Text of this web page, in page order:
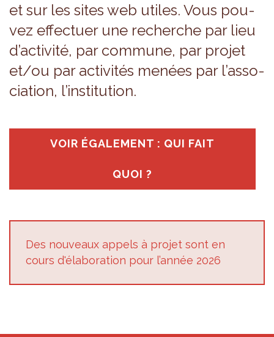
et sur les sites web utiles. Vous pou­
vez effec­tuer une recherche par lieu
d’ac­ti­vité, par com­mune, par pro­jet
et/ou par acti­vi­tés menées par l’as­so­
cia­tion, l’ins­ti­tu­tion.
VOIR ÉGA­LE­MENT : QUI FAIT
QUOI ?
Des nou­veaux appels à pro­jet sont en
cours d'éla­bo­ra­tion pour l’an­née 2026